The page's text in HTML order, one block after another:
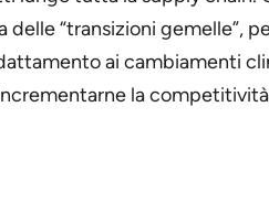
“transizioni gemelle”,
ai cambiamenti
la